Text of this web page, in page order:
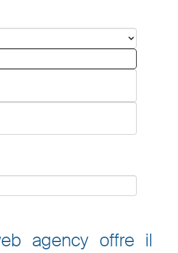
agency offre il